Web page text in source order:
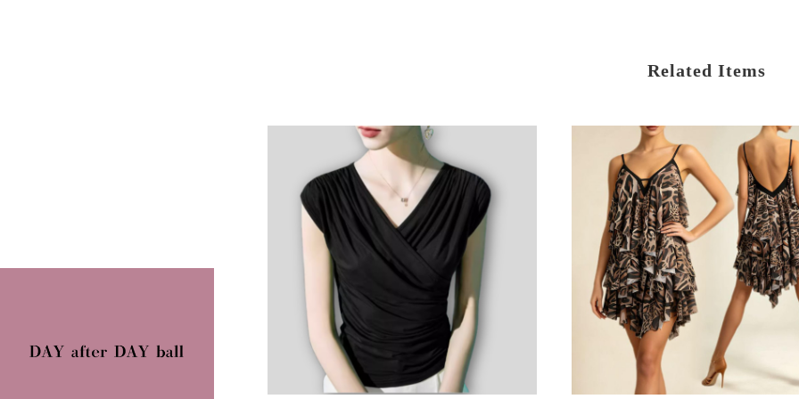
Related Items